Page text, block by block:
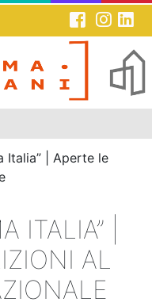
Italia” | Aperte le
ITALIA” |
AL